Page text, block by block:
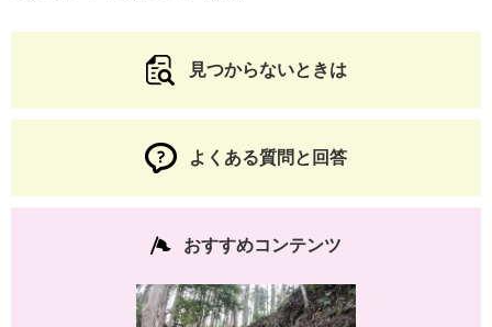
見つからないときは
よくある質問と回答
おすすめコンテンツ